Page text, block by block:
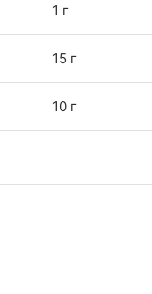
1 г
15 г
10 г